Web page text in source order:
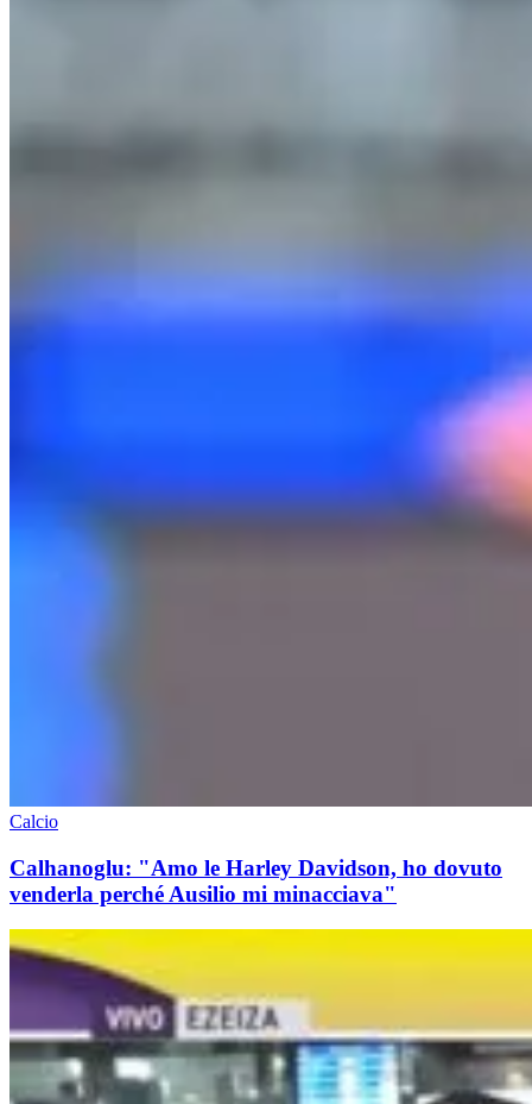
Calcio
Calhanoglu: "Amo le Harley Davidson, ho dovuto
venderla perché Ausilio mi minacciava"